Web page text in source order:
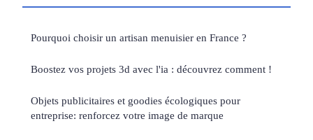
Pourquoi choisir un artisan menuisier en France ?
Boostez vos projets 3d avec l'ia : découvrez comment !
Objets publicitaires et goodies écologiques pour
entreprise: renforcez votre image de marque